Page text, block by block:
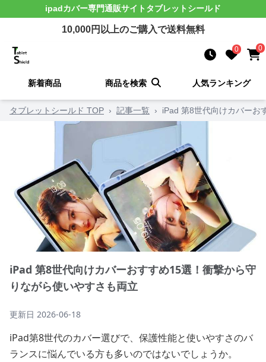
ipadカバー専門通販サイト タブレットシールド
10,000円以上のご購入で送料無料
0 0
新着商品 商品を検索 人気ランキング
タブレットシールド TOP › 記事一覧 › iPad 第8世代向けカバーお
iPad 第8世代向けカバーおすすめ15選！衝撃から守
りながら使いやすさも両立
更新日 2026-06-18
iPad第8世代のカバー選びで、保護性能と使いやすさのバ
ランスに悩んでいる方も多いのではないでしょうか。